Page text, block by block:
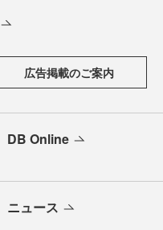
広告掲載のご案内
DB Online
ニュース